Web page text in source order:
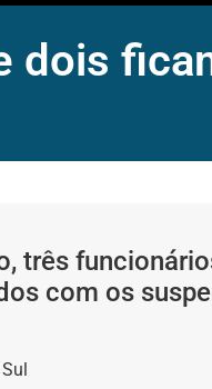
dois
três
com os